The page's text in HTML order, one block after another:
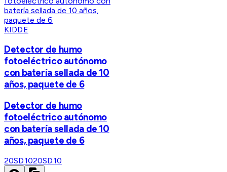
KIDDE
Detector de humo
fotoeléctrico autónomo
con batería sellada de 10
años, paquete de 6
Detector de humo
fotoeléctrico autónomo
con batería sellada de 10
años, paquete de 6
20SD1020SD10